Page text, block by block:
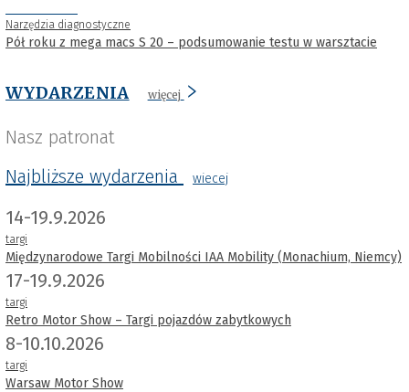
Narzędzia diagnostyczne
Pół roku z mega macs S 20 – podsumowanie testu w warsztacie
WYDARZENIA więcej
Nasz patronat
Najbliższe wydarzenia
wiecej
14-19.9.2026
targi
Międzynarodowe Targi Mobilności IAA Mobility (Monachium, Niemcy)
17-19.9.2026
targi
Retro Motor Show – Targi pojazdów zabytkowych
8-10.10.2026
targi
Warsaw Motor Show